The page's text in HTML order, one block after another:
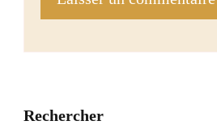
Rechercher